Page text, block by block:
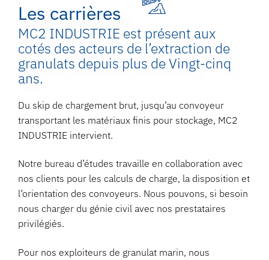
Les carrières
MC2 INDUSTRIE est présent aux
cotés des acteurs de l’extraction de
granulats depuis plus de Vingt-cinq
ans.
Du skip de chargement brut, jusqu’au convoyeur
transportant les matériaux finis pour stockage, MC2
INDUSTRIE intervient.
Notre bureau d’études travaille en collaboration avec
nos clients pour les calculs de charge, la disposition et
l’orientation des convoyeurs. Nous pouvons, si besoin
nous charger du génie civil avec nos prestataires
privilégiés.
Pour nos exploiteurs de granulat marin, nous